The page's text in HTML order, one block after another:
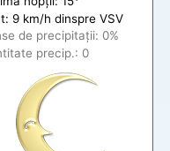
9 km/h dinspre VSV
de precipitații: 0%
precip.: 0